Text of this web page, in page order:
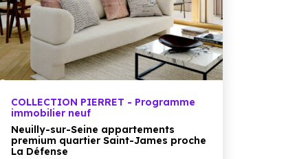
COLLECTION PIERRET - Programme
immobilier neuf
Neuilly-sur-Seine appartements
premium quartier Saint-James proche
La Défense